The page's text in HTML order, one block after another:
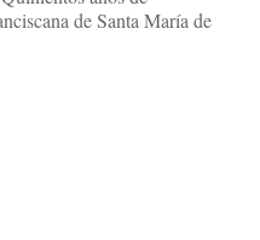
de Santa María de